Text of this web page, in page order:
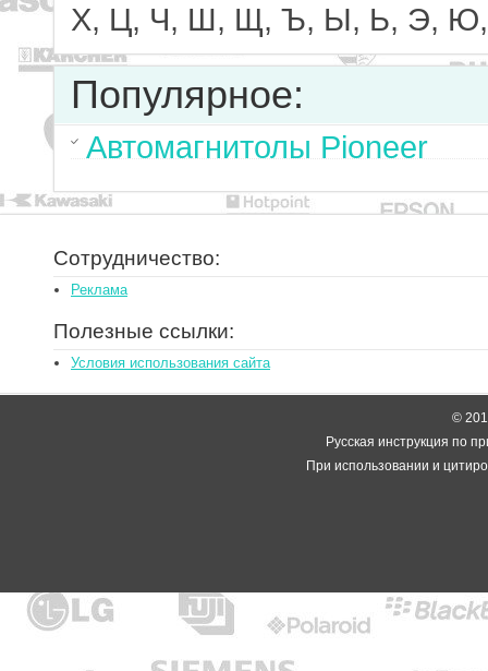
Х, Ц, Ч, Ш, Щ, Ъ, Ы, Ь, Э,
Популярное:
Автомагнитолы Pioneer
Сотрудничество:
Реклама
Полезные ссылки:
Условия использования сайта
©
Русская инструкция по
При использовании и